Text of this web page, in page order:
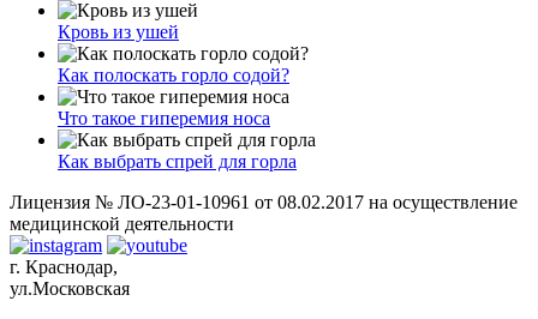
Кровь из ушей
Как полоскать горло содой?
Что такое гиперемия носа
Как выбрать спрей для горла
Лицензия № ЛО-23-01-10961 от 08.02.2017 на осуществление
медицинской деятельности
г. Краснодар,
ул.Московская